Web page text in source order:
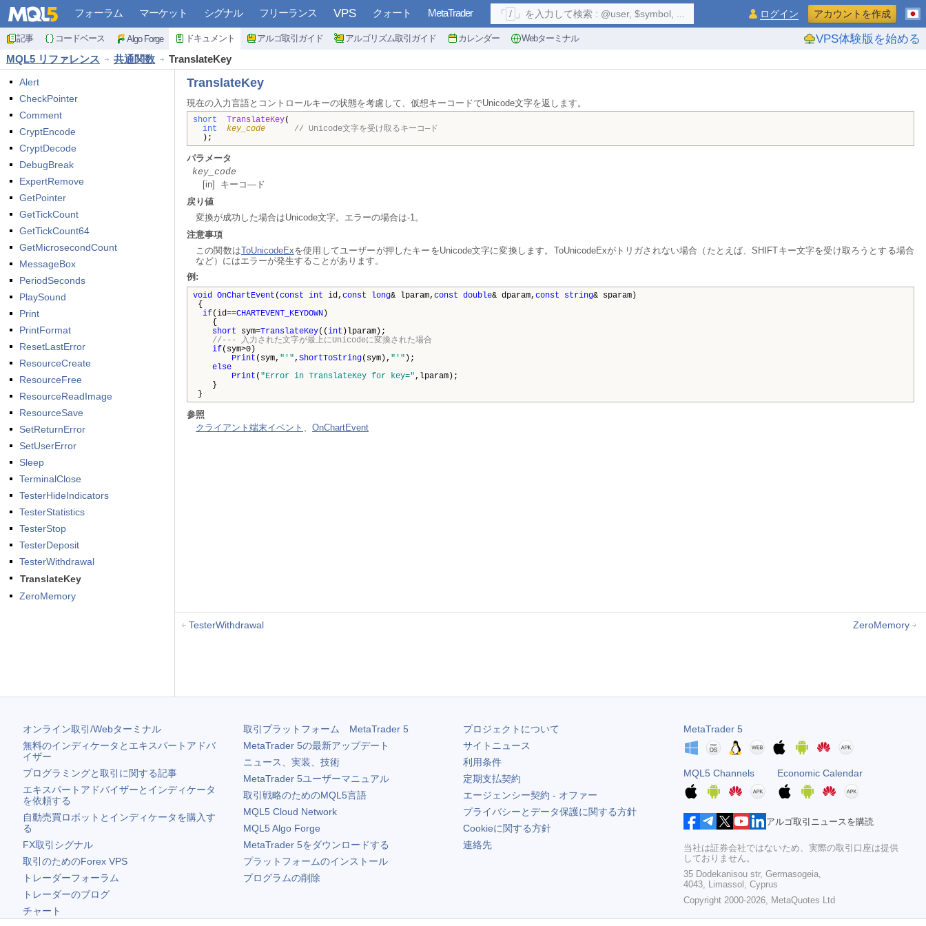
フォーラム マーケット シグナル フリーランス VPS クォート MetaTrader
記事 コードベース Algo Forge ドキュメント アルゴ取引ガイド アルゴリズム取引ガイド カレンダー Webターミナル VPS体験版を始める
「 / 」を入力して検索 : @user, $symbol, ... ログイン アカウントを作成
MQL5 リファレンス 共通関数 TranslateKey
Alert
CheckPointer
Comment
CryptEncode
CryptDecode
DebugBreak
ExpertRemove
GetPointer
GetTickCount
GetTickCount64
GetMicrosecondCount
MessageBox
PeriodSeconds
PlaySound
Print
PrintFormat
ResetLastError
ResourceCreate
ResourceFree
ResourceReadImage
ResourceSave
SetReturnError
SetUserError
Sleep
TerminalClose
TesterHideIndicators
TesterStatistics
TesterStop
TesterDeposit
TesterWithdrawal
TranslateKey
ZeroMemory
TranslateKey
現在の入力言語とコントロールキーの状態を考慮して、仮想キーコードでUnicode文字を返します。
short TranslateKey(
int
key_code
// Unicode文字を受け取るキーコ—ド
);
パラメータ
key_code
[in] キーコ—ド
戻り値
変換が成功した場合はUnicode文字。エラーの場合は-1。
注意事項
この関数はToUnicodeExを使用してユーザーが押したキーをUnicode文字に変換します。ToUnicodeExがトリガされない場合（たとえば、SHIFTキー文字を受け取ろうとする場合
など）にはエラーが発生することがあります。
例:
void OnChartEvent (const int id, const long& lparam, const double& dparam, const string& sparam)
{
if(id==CHARTEVENT_KEYDOWN )
{
short sym=TranslateKey((int )lparam);
//--- 入力された文字が最上にUnicodeに変換された場合
if(sym>0)
Print (sym, "'", ShortToString(sym), "'" );
else
Print ( "Error in TranslateKey for key=",lparam);
}
}
参照
クライアント端末イベント 、 OnChartEvent
TesterWithdrawal ZeroMemory
オンライン取引/Webターミナル
無料のインディケータとエキスパートアドバ
イザー
プログラミングと取引に関する記事
エキスパートアドバイザーとインディケータ
を依頼する
自動売買ロボットとインディケータを購入す
る
FX取引シグナル
取引のためのForex VPS
トレーダーフォーラム
トレーダーのブログ
チャート
取引プラットフォーム MetaTrader 5
MetaTrader 5の最新アップデート
ニュース、実装、技術
MetaTrader 5ユーザーマニュアル
取引戦略のためのMQL5言語
MQL5 Cloud Network
MQL5 Algo Forge
MetaTrader 5をダウンロードする
プラットフォームのインストール
プログラムの削除
プロジェクトについて
サイトニュース
利用条件
定期支払契約
エージェンシー契約 - オファー
プライバシーとデータ保護に関する方針
Cookieに関する方針
連絡先
MetaTrader 5
MQL5 Channels Economic Calendar
アルゴ取引ニュースを購読
当社は証券会社ではないため、実際の取引口座は提供
しておりません。
35 Dodekanisou str, Germasogeia,
4043, Limassol, Cyprus
Copyright 2000-2026, MetaQuotes Ltd